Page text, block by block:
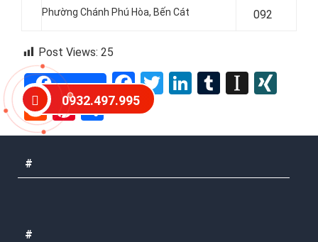
Phường Chánh Phú Hòa, Bến Cát
092
Post Views: 25
Share Facebook
TwitterLinkedIn
Tumblr
Reddit
Pinterest
Share
#
#
0932.497.995